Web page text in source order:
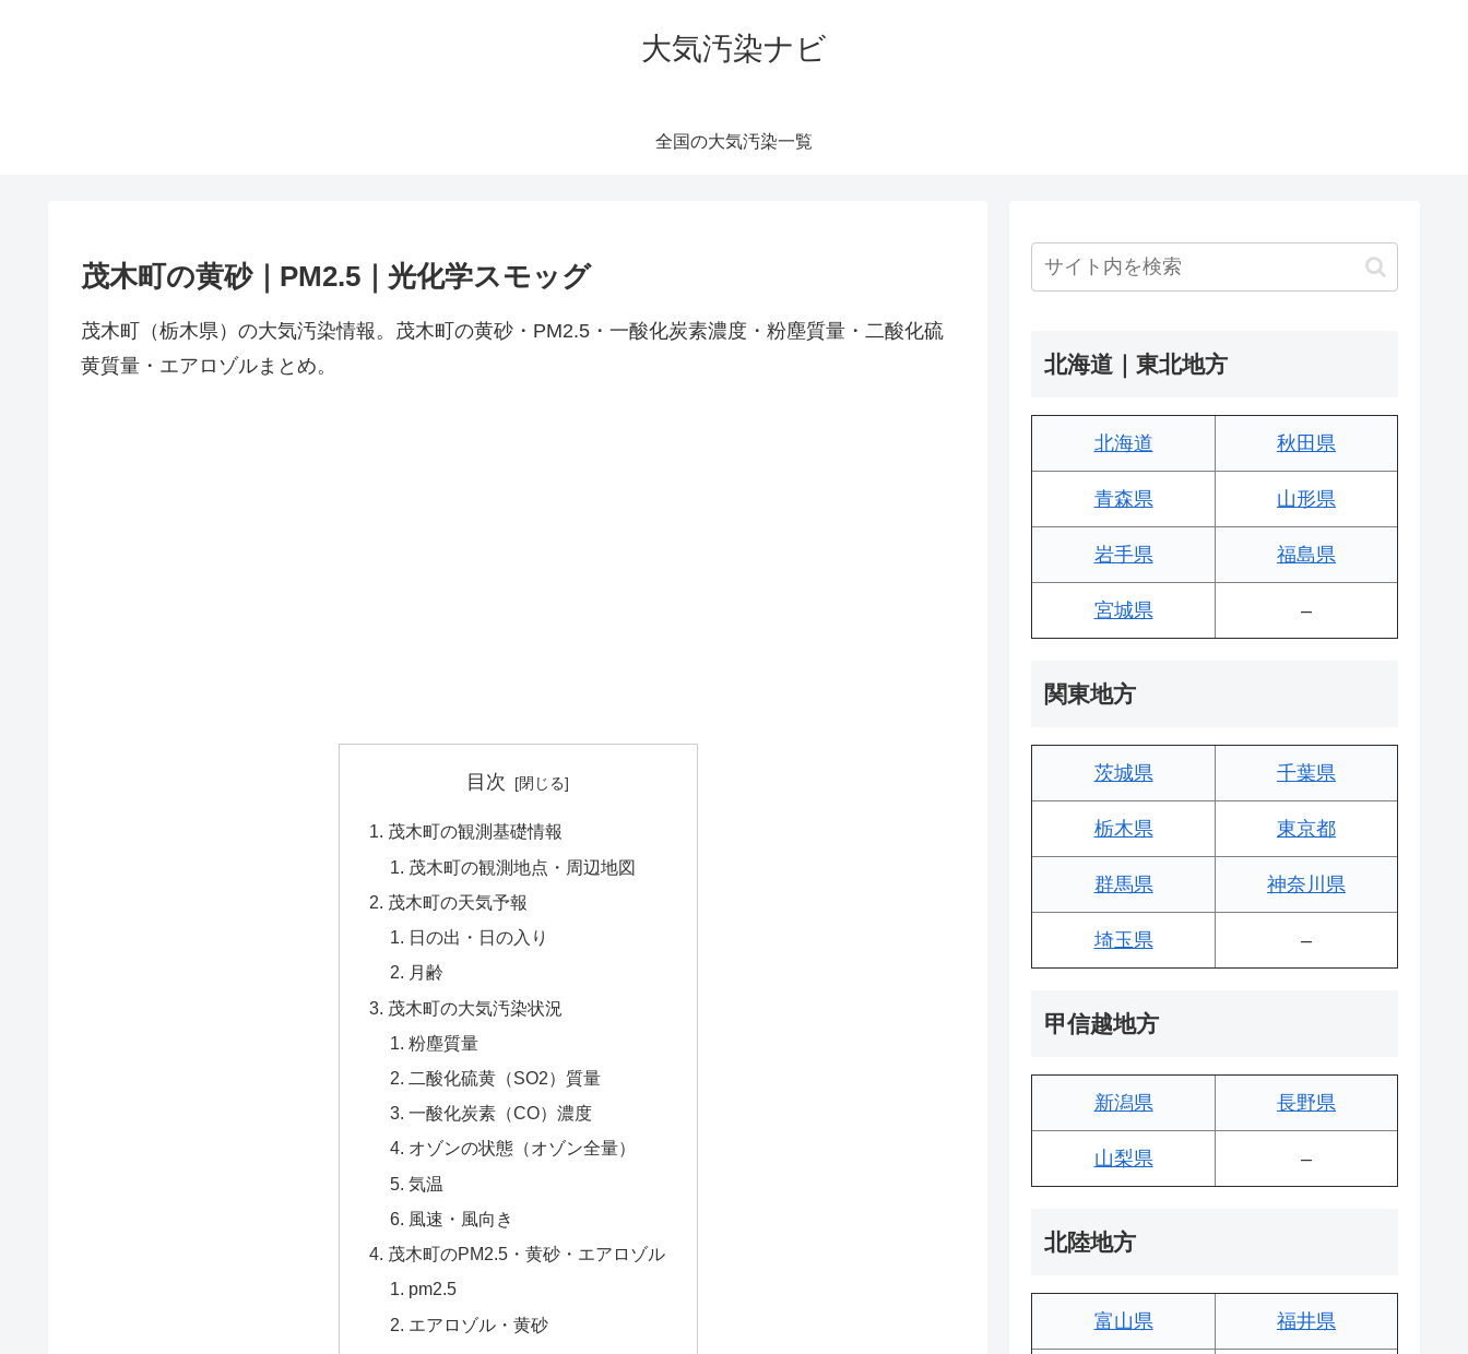
大気汚染ナビ
全国の大気汚染一覧
茂木町の黄砂｜PM2.5｜光化学スモッグ
茂木町（栃木県）の大気汚染情報。茂木町の黄砂・PM2.5・一酸化炭素濃度・粉塵質量・二酸化硫
黄質量・エアロゾルまとめ。
目次
茂木町の観測基礎情報
茂木町の観測地点・周辺地図
茂木町の天気予報
日の出・日の入り
月齢
茂木町の大気汚染状況
粉塵質量
二酸化硫黄（SO2）質量
一酸化炭素（CO）濃度
オゾンの状態（オゾン全量）
気温
風速・風向き
茂木町のPM2.5・黄砂・エアロゾル
pm2.5
エアロゾル・黄砂
北海道｜東北地方
北海道 秋田県
青森県 山形県
岩手県 福島県
宮城県 –
関東地方
茨城県 千葉県
栃木県 東京都
群馬県 神奈川県
埼玉県 –
甲信越地方
新潟県 長野県
山梨県 –
北陸地方
富山県 福井県